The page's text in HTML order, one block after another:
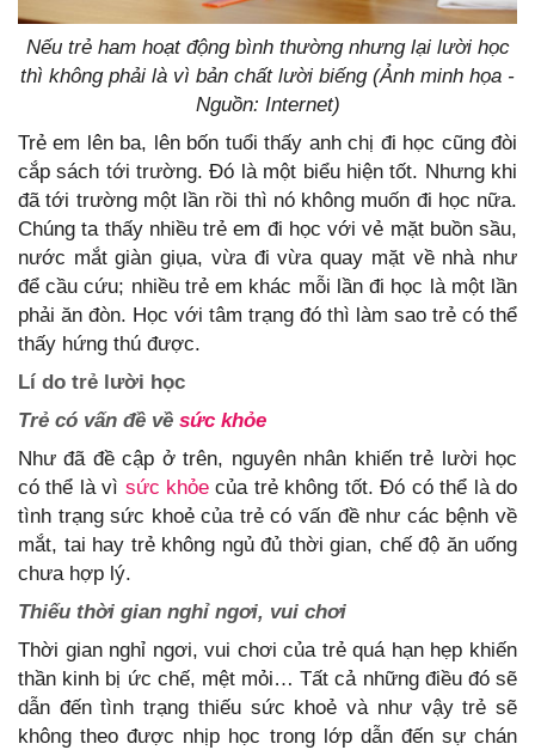
Nếu trẻ ham hoạt động bình thường nhưng lại lười học
thì không phải là vì bản chất lười biếng (Ảnh minh họa -
Nguồn: Internet)
Trẻ em lên ba, lên bốn tuổi thấy anh chị đi học cũng đòi
cắp sách tới trường. Đó là một biểu hiện tốt. Nhưng khi
đã tới trường một lần rồi thì nó không muốn đi học nữa.
Chúng ta thấy nhiều trẻ em đi học với vẻ mặt buồn sầu,
nước mắt giàn giụa, vừa đi vừa quay mặt về nhà như
để cầu cứu; nhiều trẻ em khác mỗi lần đi học là một lần
phải ăn đòn. Học với tâm trạng đó thì làm sao trẻ có thể
thấy hứng thú được.
Lí do trẻ lười học
Trẻ có vấn đề về sức khỏe
Như đã đề cập ở trên, nguyên nhân khiến trẻ lười học
có thể là vì sức khỏecủa trẻ không tốt. Đó có thể là do
tình trạng sức khoẻ của trẻ có vấn đề như các bệnh về
mắt, tai hay trẻ không ngủ đủ thời gian, chế độ ăn uống
chưa hợp lý.
Thiếu thời gian nghỉ ngơi, vui chơi
Thời gian nghỉ ngơi, vui chơi của trẻ quá hạn hẹp khiến
thần kinh bị ức chế, mệt mỏi… Tất cả những điều đó sẽ
dẫn đến tình trạng thiếu sức khoẻ và như vậy trẻ sẽ
không theo được nhịp học trong lớp dẫn đến sự chán